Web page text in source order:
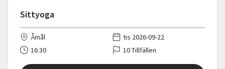
Sittyoga
Åmål
tis 2026-09-22
16:30
10 Tillfällen